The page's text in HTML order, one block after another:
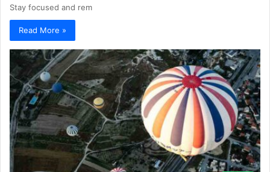
Stay focused and rem
Read More »